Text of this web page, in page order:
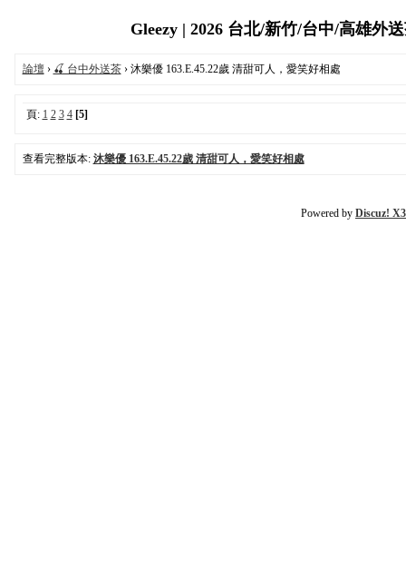
Gleezy | 2026 台北/新竹/台中/高雄外
論壇› 🍒 台中外送茶› 沐樂優 163.E.45.22歲 清甜可人，愛笑好相處
頁: 1 2 3 4 [5]
查看完整版本: 沐樂優 163.E.45.22歲 清甜可人，愛笑好相處
Powered by Discuz!